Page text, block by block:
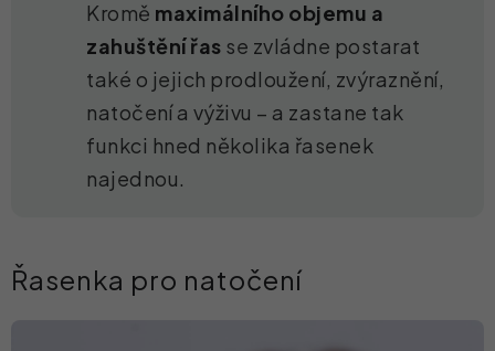
Kromě maximálního objemu a
zahuštění řas se zvládne postarat
také o jejich prodloužení, zvýraznění,
natočení a výživu – a zastane tak
funkci hned několika řasenek
najednou.
Řasenka pro natočení